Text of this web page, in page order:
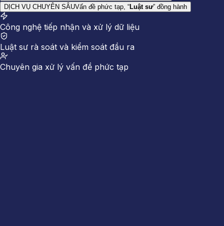
DỊCH VỤ CHUYÊN SÂUVấn đề phức tạp, “Luật sư” đồng hành
Công nghệ tiếp nhận và xử lý dữ liệu
Luật sư rà soát và kiểm soát đầu ra
Chuyên gia xử lý vấn đề phức tạp